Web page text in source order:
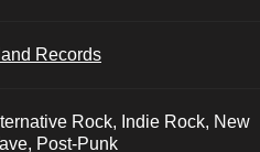
Records
Rock, Indie Rock, New
Post-Punk